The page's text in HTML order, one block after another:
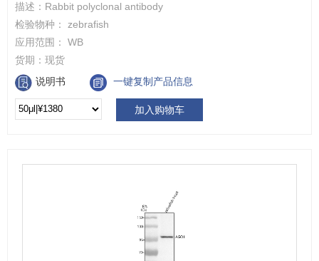
描述： Rabbit polyclonal antibody
检验物种： zebrafish
应用范围： WB
货期： 现货
说明书
一键复制产品信息
加入购物车